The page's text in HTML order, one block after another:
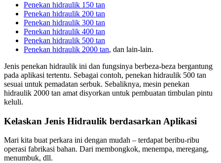
Penekan hidraulik 150 tan
Penekan hidraulik 200 tan
Penekan hidraulik 300 tan
Penekan hidraulik 400 tan
Penekan hidraulik 500 tan
Penekan hidraulik 2000 tan, dan lain-lain.
Jenis penekan hidraulik ini dan fungsinya berbeza-beza bergantung
pada aplikasi tertentu. Sebagai contoh, penekan hidraulik 500 tan
sesuai untuk pemadatan serbuk. Sebaliknya, mesin penekan
hidraulik 2000 tan amat disyorkan untuk pembuatan timbulan pintu
keluli.
Kelaskan Jenis Hidraulik berdasarkan Aplikasi
Mari kita buat perkara ini dengan mudah – terdapat beribu-ribu
operasi fabrikasi bahan. Dari membongkok, menempa, meregang,
menumbuk, dll.